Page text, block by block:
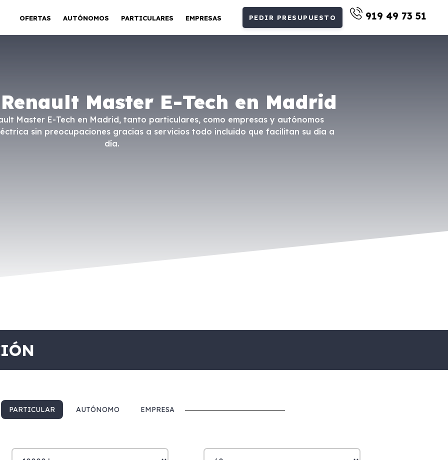
OFERTAS AUTÓNOMOS PARTICULARES EMPRESAS PEDIR PRESUPUESTO 919 49 73 51
Master E-Tech en Madrid
Master E-Tech en Madrid, tanto particulares, como empresas y autónomos
sin preocupaciones gracias a servicios todo incluido que facilitan su día a
día.
PARTICULAR AUTÓNOMO EMPRESA